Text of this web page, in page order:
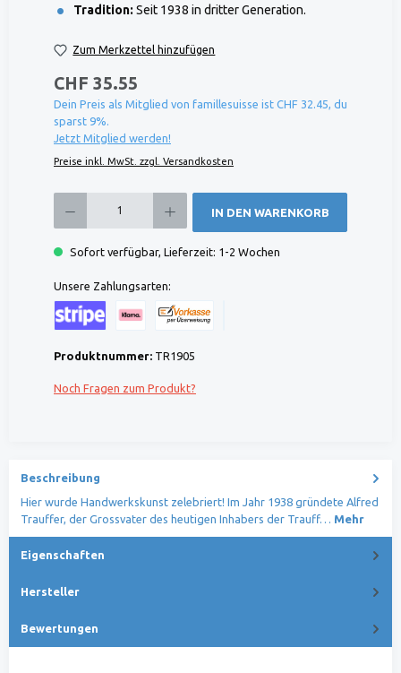
Tradition: Seit 1938 in dritter Generation.
Zum Merkzettel hinzufügen
CHF 35.55
Dein Preis als Mitglied von famillesuisse ist CHF 32.45, du
sparst 9%.
Jetzt Mitglied werden!
Preise inkl. MwSt. zzgl. Versandkosten
IN DEN WARENKORB
Sofort verfügbar, Lieferzeit: 1-2 Wochen
Unsere Zahlungsarten:
Produktnummer: TR1905
Noch Fragen zum Produkt?
Beschreibung
Hier wurde Handwerkskunst zelebriert! Im Jahr 1938 gründete Alfred
Trauffer, der Grossvater des heutigen Inhabers der Trauff… Mehr
Eigenschaften
Hersteller
Bewertungen